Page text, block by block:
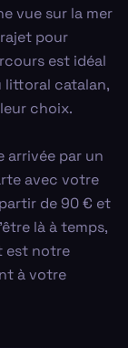
vue sur la mer
pour
est idéal
littoral catalan,
choix.
arrivée par un
avec votre
de 90 € et
là à temps,
est notre
à votre